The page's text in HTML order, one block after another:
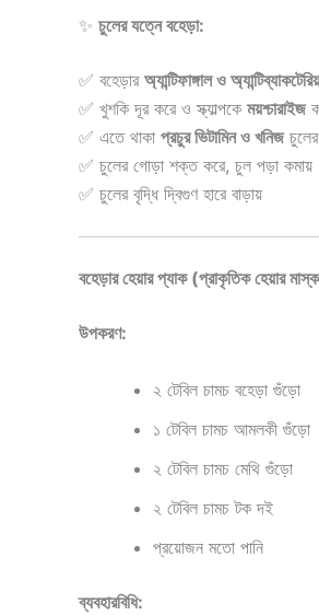
✨ চুলের যত্নে বহেড়া:
✅ বহেড়ার অ্যান্টিফাঙ্গাল ও
✅ খুশকি দূর করে ও স্ক্যাল্পকে ময়শ্চারাইজ
✅ এতে থাকা প্রচুর ভিটামিন ও খনিজচুলের
✅ চুলের গোড়া শক্ত করে, চুল পড়া কমায়
✅ চুলের বৃদ্ধি দ্বিগুণ হারে বাড়ায়
বহেড়ার হেয়ার প্যাক (প্রাকৃতিক হেয়ার
উপকরণ:
২ টেবিল চামচ বহেড়া গুঁড়ো
১ টেবিল চামচ আমলকী গুঁড়ো
২ টেবিল চামচ মেথি গুঁড়ো
২ টেবিল চামচ টক দই
প্রয়োজন মতো পানি
ব্যবহারবিধি: